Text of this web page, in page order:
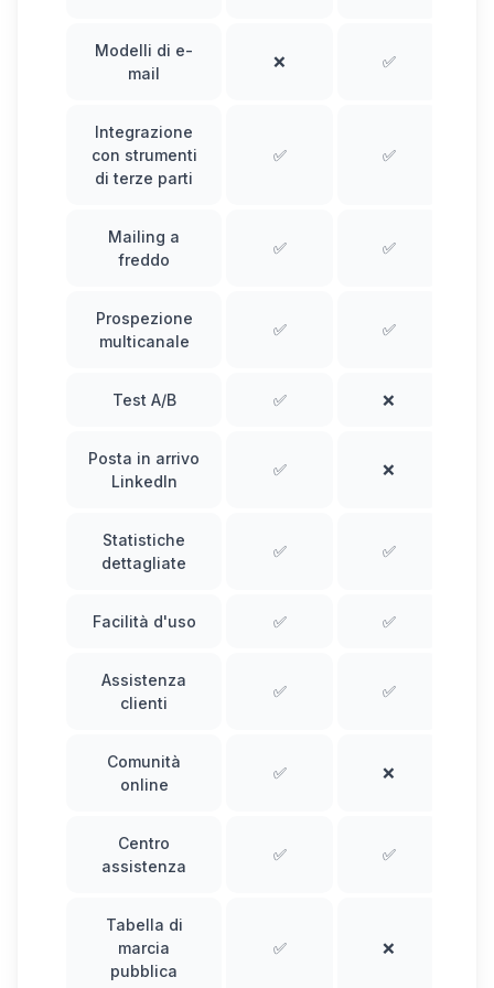
Modelli di e-
mail
❌ ✅
Integrazione
con strumenti
di terze parti
✅ ✅
Mailing a
freddo
✅ ✅
Prospezione
multicanale
✅ ✅
Test A/B ✅ ❌
Posta in arrivo
LinkedIn
✅ ❌
Statistiche
dettagliate
✅ ✅
Facilità d'uso ✅ ✅
Assistenza
clienti
✅ ✅
Comunità
online
✅ ❌
Centro
assistenza
✅ ✅
Tabella di
marcia
pubblica
✅ ❌